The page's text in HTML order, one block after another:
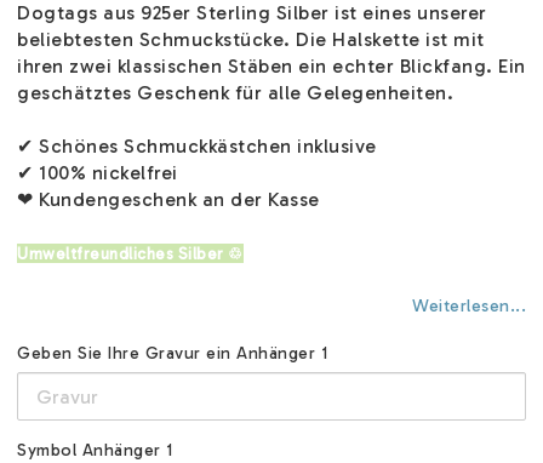
Dogtags aus 925er Sterling Silber ist eines unserer
beliebtesten Schmuckstücke. Die Halskette ist mit
ihren zwei klassischen Stäben ein echter Blickfang. Ein
geschätztes Geschenk für alle Gelegenheiten.
✔ Schönes Schmuckkästchen inklusive
✔ 100% nickelfrei
❤ Kundengeschenk an der Kasse
Umweltfreundliches Silber ♲
Weiterlesen...
Geben Sie Ihre Gravur ein Anhänger 1
Symbol Anhänger 1